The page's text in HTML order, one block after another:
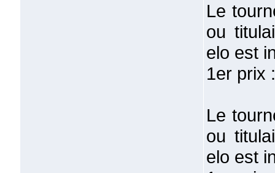
Le
ou
elo est
1er prix
Le
ou
elo est